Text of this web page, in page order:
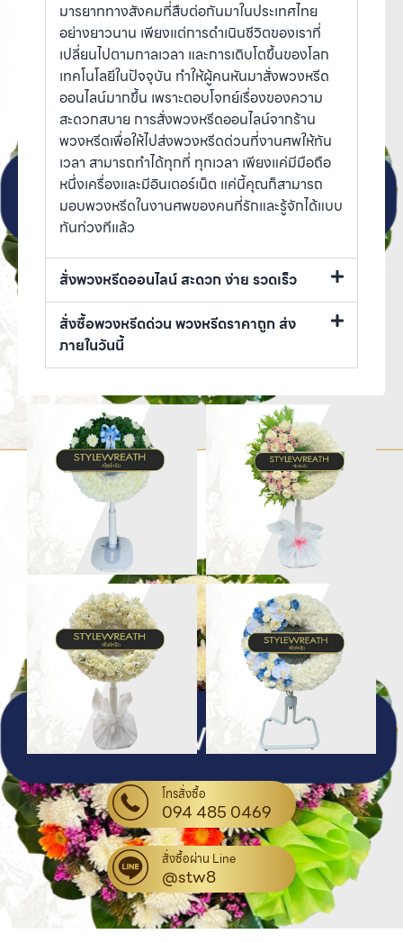
มารยาททางสังคมที่สืบต่อกันมาในประเทศไทย
อย่างยาวนาน เพียงแต่การดำเนินชีวิตของเราที่
เปลี่ยนไปตามกาลเวลา และการเติบโตขึ้นของโลก
เทคโนโลยีในปัจจุบัน ทำให้ผู้คนหันมาสั่งพวงหรีด
ออนไลน์มากขึ้น เพราะตอบโจทย์เรื่องของความ
สะดวกสบาย การสั่งพวงหรีดออนไลน์จากร้าน
พวงหรีดเพื่อให้ไปส่งพวงหรีดด่วนที่งานศพให้ทัน
เวลา สามารถทำได้ทุกที่ ทุกเวลา เพียงแค่มีมือถือ
หนึ่งเครื่องและมีอินเตอร์เน็ต แค่นี้คุณก็สามารถ
มอบพวงหรีดในงานศพของคนที่รักและรู้จักได้แบบ
ทันท่วงทีแล้ว
สั่งพวงหรีดออนไลน์ สะดวก ง่าย รวดเร็ว
สั่งซื้อพวงหรีดด่วน พวงหรีดราคาถูก ส่ง
ภายในวันนี้
โทรสั่งซื้อ
094 485 0469
สั่งซื้อผ่าน Line
@stw8